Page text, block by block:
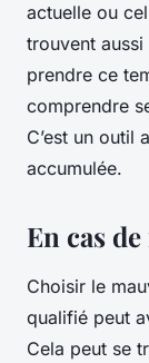
actuelle ou
trouvent aussi
prendre ce
comprendre
C’est un outil
accumulée.
En cas
Choisir le
qualifié peut
Cela peut se